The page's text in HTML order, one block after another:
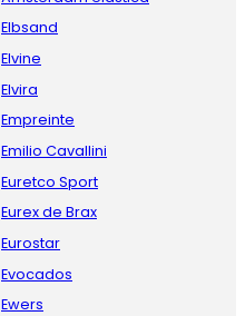
Elbsand
Elvine
Elvira
Empreinte
Emilio Cavallini
Euretco Sport
Eurex de Brax
Eurostar
Evocados
Ewers